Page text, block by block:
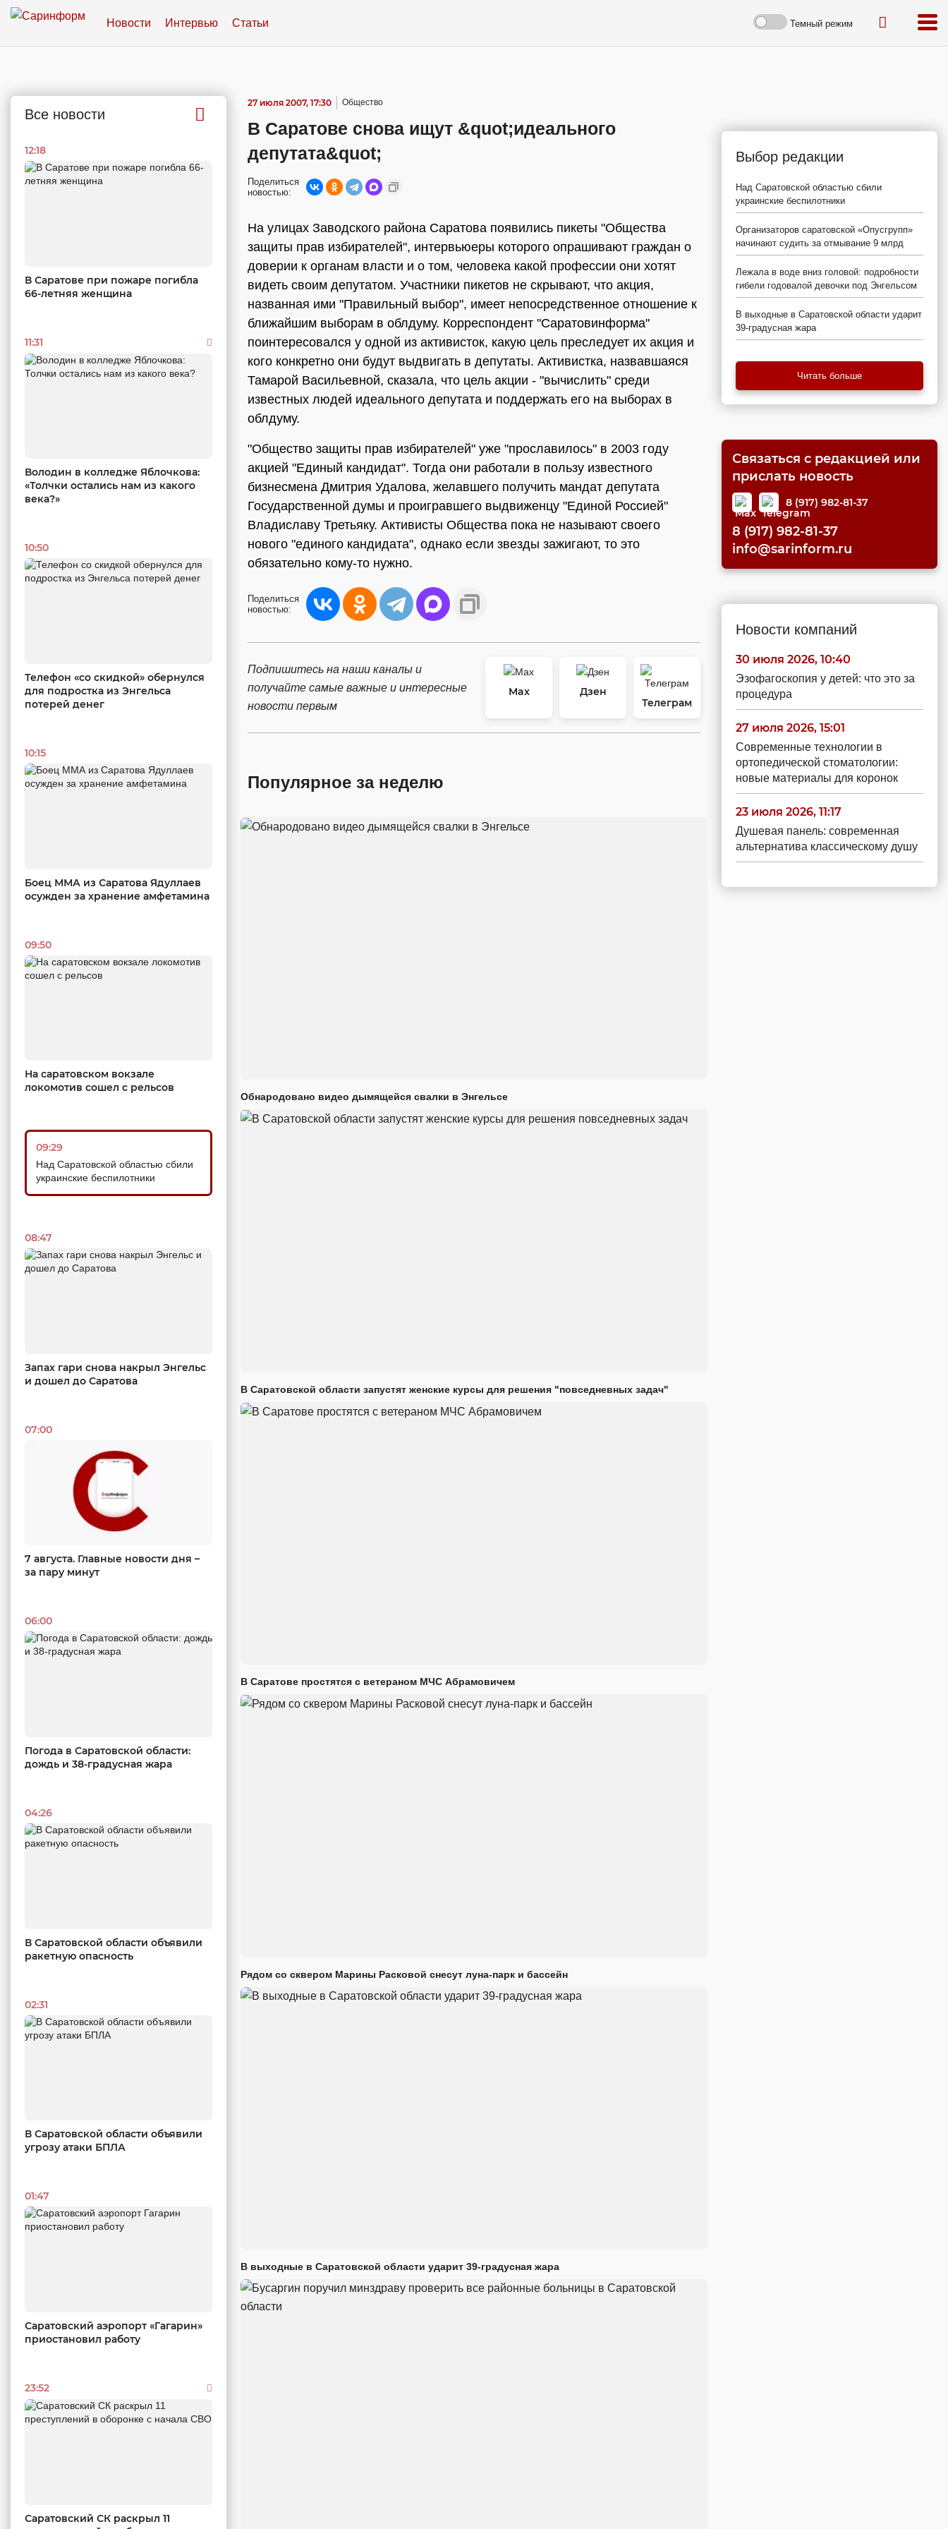
Новости Интервью Статьи Темный режим
Все новости
12:18
В Саратове при пожаре погибла
66-летняя женщина
11:31
Володин в колледже Яблочкова:
«Толчки остались нам из какого
века?»
10:50
Телефон «со скидкой» обернулся
для подростка из Энгельса
потерей денег
10:15
Боец ММА из Саратова Ядуллаев
осужден за хранение амфетамина
09:50
На саратовском вокзале
локомотив сошел с рельсов
09:29
Над Саратовской областью сбили
украинские беспилотники
08:47
Запах гари снова накрыл Энгельс
и дошел до Саратова
07:00
7 августа. Главные новости дня –
за пару минут
06:00
Погода в Саратовской области:
дождь и 38-градусная жара
04:26
В Саратовской области объявили
ракетную опасность
02:31
В Саратовской области объявили
угрозу атаки БПЛА
01:47
Саратовский аэропорт «Гагарин»
приостановил работу
23:52
Саратовский СК раскрыл 11
27 июля 2007, 17:30 Общество
В Саратове снова ищут &quot;идеального
депутата&quot;
Поделиться
новостью:
На улицах Заводского района Саратова появились пикеты "Общества
защиты прав избирателей", интервьюеры которого опрашивают граждан о
доверии к органам власти и о том, человека какой профессии они хотят
видеть своим депутатом. Участники пикетов не скрывают, что акция,
названная ими "Правильный выбор", имеет непосредственное отношение к
ближайшим выборам в облдуму. Корреспондент "Саратовинформа"
поинтересовался у одной из активисток, какую цель преследует их акция и
кого конкретно они будут выдвигать в депутаты. Активистка, назвавшаяся
Тамарой Васильевной, сказала, что цель акции - "вычислить" среди
известных людей идеального депутата и поддержать его на выборах в
облдуму.
"Общество защиты прав избирателей" уже "прославилось" в 2003 году
акцией "Единый кандидат". Тогда они работали в пользу известного
бизнесмена Дмитрия Удалова, желавшего получить мандат депутата
Государственной думы и проигравшего выдвиженцу "Единой Россией"
Владиславу Третьяку. Активисты Общества пока не называют своего
нового "единого кандидата", однако если звезды зажигают, то это
обязательно кому-то нужно.
Поделиться
новостью:
Подпишитесь на наши каналы и
получайте самые важные и интересные
новости первым
Max
Дзен
Телеграм
Популярное за неделю
Обнародовано видео дымящейся свалки в Энгельсе
В Саратовской области запустят женские курсы для решения "повседневных задач"
В Саратове простятся с ветераном МЧС Абрамовичем
Рядом со сквером Марины Расковой снесут луна-парк и бассейн
В выходные в Саратовской области ударит 39-градусная жара
Выбор редакции
Над Саратовской областью сбили
украинские беспилотники
Организаторов саратовской «Опусгрупп»
начинают судить за отмывание 9 млрд
Лежала в воде вниз головой: подробности
гибели годовалой девочки под Энгельсом
В выходные в Саратовской области ударит
39-градусная жара
Читать больше
Связаться с редакцией или
прислать новость
8 (917) 982-81-37
8 (917) 982-81-37
info@sarinform.ru
Новости компаний
30 июля 2026, 10:40
Эзофагоскопия у детей: что это за
процедура
27 июля 2026, 15:01
Современные технологии в
ортопедической стоматологии:
новые материалы для коронок
23 июля 2026, 11:17
Душевая панель: современная
альтернатива классическому душу